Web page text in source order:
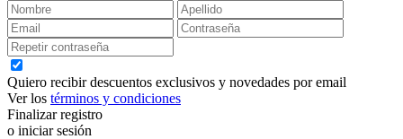
Quiero recibir descuentos exclusivos y novedades por email
Ver los términos y condiciones
Finalizar registro
o iniciar sesión